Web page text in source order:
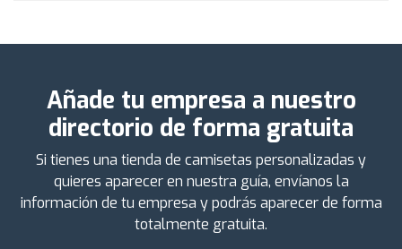
Añade tu empresa a nuestro
directorio de forma gratuita
Si tienes una tienda de camisetas personalizadas y
quieres aparecer en nuestra guía, envíanos la
información de tu empresa y podrás aparecer de forma
totalmente gratuita.